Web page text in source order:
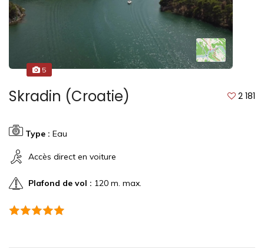
5
Skradin (Croatie) 2 181
Type : Eau
Accès direct en voiture
Plafond de vol : 120 m. max.